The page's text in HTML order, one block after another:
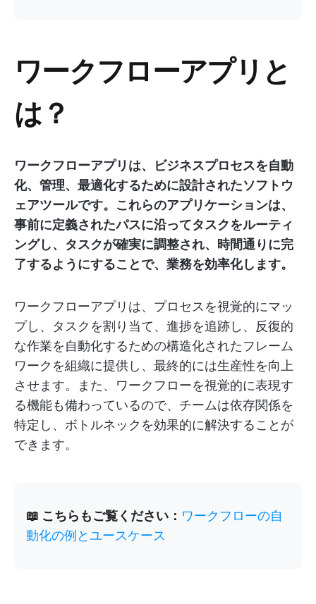
ワークフローアプリと
は？
ワークフローアプリは、ビジネスプロセスを自動
化、管理、最適化するために設計されたソフトウ
ェアツールです。これらのアプリケーションは、
事前に定義されたパスに沿ってタスクをルーティ
ングし、タスクが確実に調整され、時間通りに完
了するようにすることで、業務を効率化します。
ワークフローアプリは、プロセスを視覚的にマッ
プし、タスクを割り当て、進捗を追跡し、反復的
な作業を自動化するための構造化されたフレーム
ワークを組織に提供し、最終的には生産性を向上
させます。また、ワークフローを視覚的に表現す
る機能も備わっているので、チームは依存関係を
特定し、ボトルネックを効果的に解決することが
できます。
📖 こちらもご覧ください： ワークフローの自
動化の例とユースケース